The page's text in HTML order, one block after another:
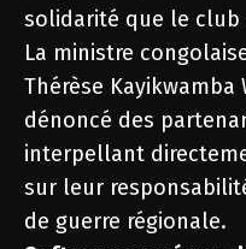
solidarité que le club
La ministre
Thérèse
dénoncé des
interpellant
sur leur
de guerre régionale.